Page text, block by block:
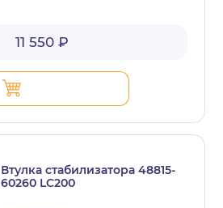
11 550 ₽
Втулка стабилизатора 48815-
60260 LC200